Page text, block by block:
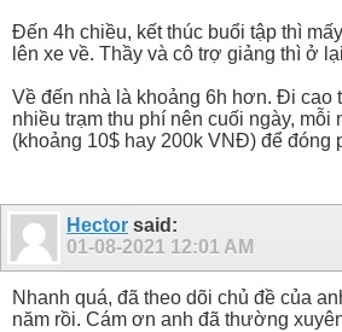
Đến 4h chiều, kết thúc buổi tập thì
lên xe về. Thầy và cô trợ giảng thì ở
Về đến nhà là khoảng 6h hơn. Đi cao
nhiều trạm thu phí nên cuối ngày,
(khoảng 10$ hay 200k VNĐ) để đóng
Hector said:
01-08-2021 12:01 AM
Nhanh quá, đã theo dõi chủ đề của
năm rồi. Cám ơn anh đã thường